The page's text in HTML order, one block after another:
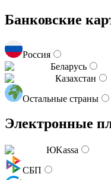
Банковские
Россия
Беларусь
Казахстан
Остальные страны
Электронные
ЮKassa
СБП